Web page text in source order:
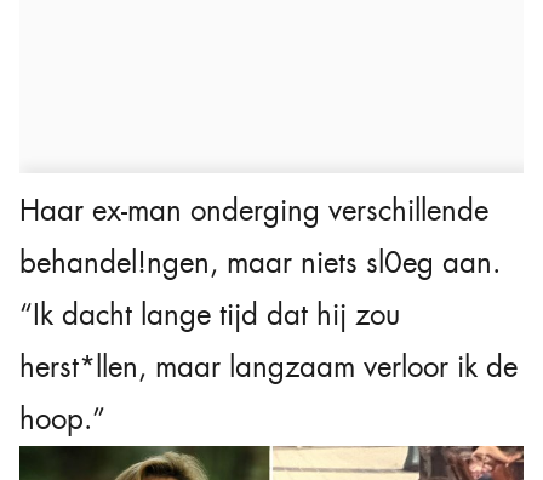
Haar ex-man onderging verschillende
behandel!ngen, maar niets sl0eg aan.
“Ik dacht lange tijd dat hij zou
herst*llen, maar langzaam verloor ik de
hoop.”